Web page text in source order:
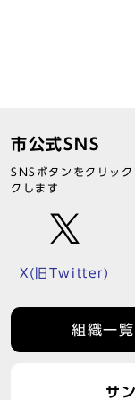
市公式SNS
SNSボタンをクリッ
クします
X(旧Twitter)
組織一覧
サ